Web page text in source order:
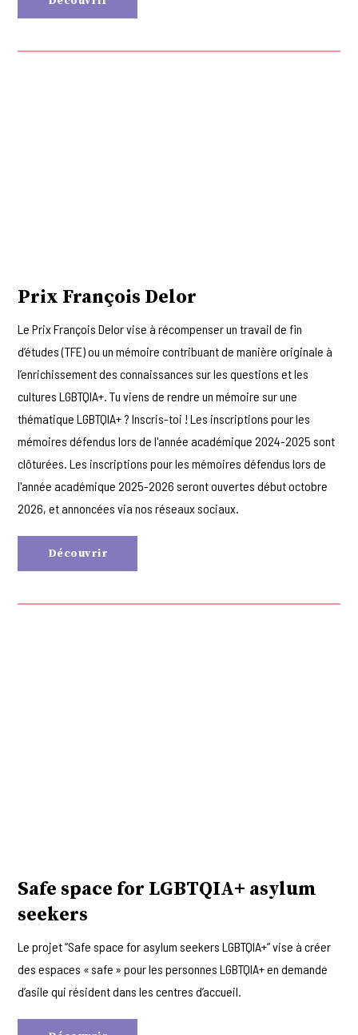
Prix François Delor
Le Prix François Delor vise à récompenser un travail de fin
d’études (TFE) ou un mémoire contribuant de manière originale à
l’enrichissement des connaissances sur les questions et les
cultures LGBTQIA+. Tu viens de rendre un mémoire sur une
thématique LGBTQIA+ ? Inscris-toi ! Les inscriptions pour les
mémoires défendus lors de l'année académique 2024-2025 sont
clôturées. Les inscriptions pour les mémoires défendus lors de
l'année académique 2025-2026 seront ouvertes début octobre
2026, et annoncées via nos réseaux sociaux.
Découvrir
Safe space for LGBTQIA+ asylum
seekers
Le projet “Safe space for asylum seekers LGBTQIA+” vise à créer
des espaces « safe » pour les personnes LGBTQIA+ en demande
d’asile qui résident dans les centres d’accueil.